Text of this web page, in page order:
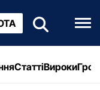
СтаттіВироки